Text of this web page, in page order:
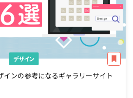
デザイン
インの参考になるギャラリーサイト